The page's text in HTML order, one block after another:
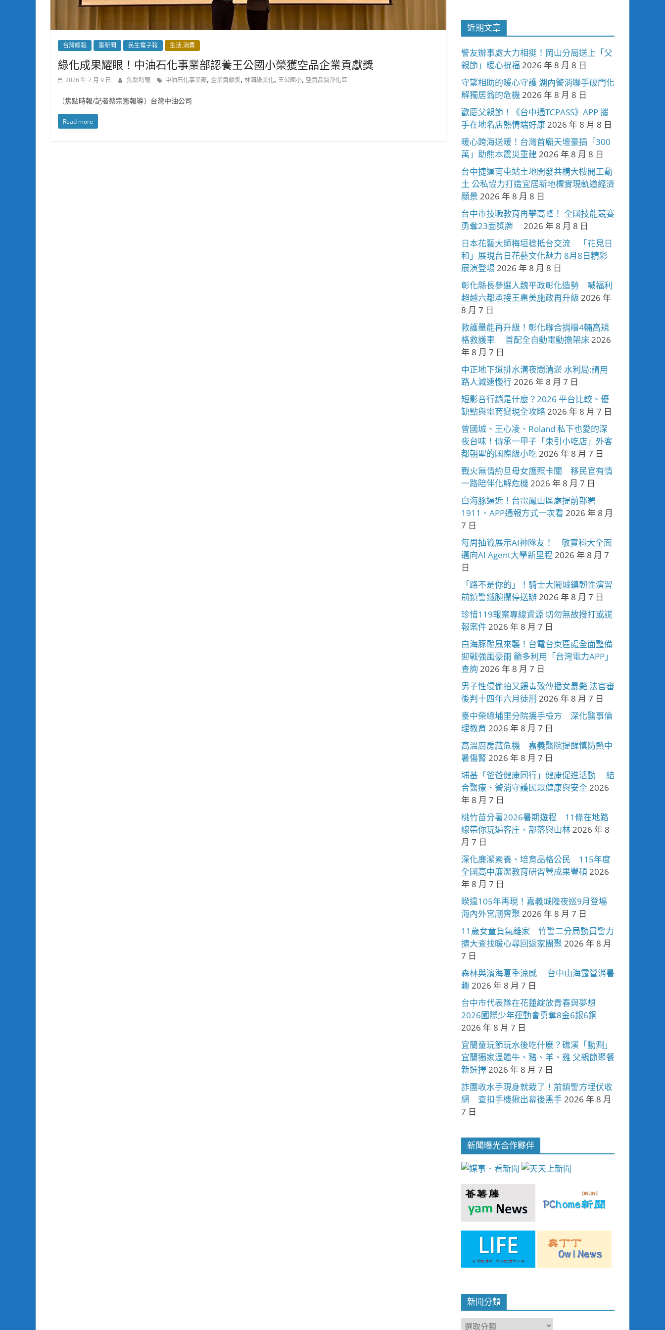
台灣線報 墨新聞 民生電子報 生活.消費
綠化成果耀眼！中油石化事業部認養王公國小榮獲空品企業貢獻獎
2026 年 7 月 9 日 焦點時報 中油石化事業部, 企業貢獻獎, 林園綠美化, 王公國小, 空氣品質淨化區
〔焦點時報/記者蔡宗憲報導〕台灣中油公司
Read more
近期文章
警友辦事處大力相挺！岡山分局送上「父
親節」暖心祝福 2026 年 8 月 8 日
守望相助的暖心守護 湖內警消聯手破門化
解獨居翁的危機2026 年 8 月 8 日
歡慶父親節！《台中通TCPASS》APP 攜
手在地名店熱情端好康2026 年 8 月 8 日
暖心跨海送暖！台灣首廟天壇豪捐「300
萬」助熊本震災重建 2026 年 8 月 8 日
台中捷運南屯站土地開發共構大樓開工動
土 公私協力打造宜居新地標實現軌道經濟
願景 2026 年 8 月 8 日
台中市技職教育再攀高峰！ 全國技能競賽
勇奪23面獎牌
2026 年 8 月 8 日
日本花藝大師梅垣稔抵台交流 「花見日
和」展現台日花藝文化魅力 8月8日精彩
展演登場2026 年 8 月 8 日
彰化縣長參選人魏平政彰化造勢 喊福利
超越六都承接王惠美施政再升級 2026 年
8 月 7 日
救護量能再升級！彰化聯合捐贈4輛高規
格救護車 首配全自動電動擔架床2026
年 8 月 7 日
中正地下道排水溝夜間清淤 水利局:請用
路人減速慢行2026 年 8 月 7 日
短影音行銷是什麼？2026 平台比較、優
缺點與電商變現全攻略2026 年 8 月 7 日
曾國城、王心凌、Roland 私下也愛的深
夜台味！傳承一甲子「東引小吃店」外客
都朝聖的國際級小吃2026 年 8 月 7 日
戰火無情約旦母女護照卡關 移民官有情
一路陪伴化解危機2026 年 8 月 7 日
白海豚逼近！台電鳳山區處提前部署
1911、APP通報方式一次看 2026 年 8 月
7 日
每周抽籤展示AI神隊友！ 敏實科大全面
邁向AI Agent大學新里程 2026 年 8 月 7
日
「路不是你的」！騎士大鬧城鎮韌性演習
前鎮警鐵腕攔停送辦2026 年 8 月 7 日
珍惜119報案專線資源 切勿無故撥打或謊
報案件2026 年 8 月 7 日
白海豚颱風來襲！台電台東區處全面整備
迎戰強風豪雨 籲多利用「台灣電力APP」
查詢 2026 年 8 月 7 日
男子性侵偷拍又餵毒致傳播女暴斃 法官審
後判十四年六月徒刑 2026 年 8 月 7 日
臺中榮總埔里分院攜手檢方 深化醫事倫
理教育 2026 年 8 月 7 日
高溫廚房藏危機 嘉義醫院提醒慎防熱中
暑傷腎 2026 年 8 月 7 日
埔基「爸爸健康同行」健康促進活動 結
合醫療、警消守護民眾健康與安全 2026
年 8 月 7 日
桃竹苗分署2026暑期遊程 11條在地路
線帶你玩遍客庄、部落與山林2026 年 8
月 7 日
深化廉潔素養、培育品格公民 115年度
全國高中廉潔教育研習營成果豐碩 2026
年 8 月 7 日
睽違105年再現！嘉義城隍夜巡9月登場
海內外宮廟齊聚 2026 年 8 月 7 日
11歲女童負氣離家 竹警二分局動員警力
擴大查找暖心尋回返家團聚 2026 年 8 月
7 日
森林與濱海夏季涼感 台中山海露營消暑
趣2026 年 8 月 7 日
台中市代表隊在花蓮綻放青春與夢想
2026國際少年運動會勇奪8金6銀6銅
2026 年 8 月 7 日
宜蘭童玩節玩水後吃什麼？礁溪「動涮」
宜蘭獨家溫體牛、豬、羊、雞 父親節聚餐
新選擇2026 年 8 月 7 日
詐團收水手現身就栽了！前鎮警方埋伏收
網 查扣手機揪出幕後黑手2026 年 8 月
7 日
新聞曝光合作夥伴
新聞分類
新